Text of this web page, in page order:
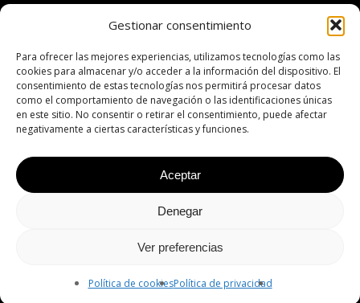
Gestionar consentimiento
Para ofrecer las mejores experiencias, utilizamos tecnologías como las
cookies para almacenar y/o acceder a la información del dispositivo. El
consentimiento de estas tecnologías nos permitirá procesar datos
como el comportamiento de navegación o las identificaciones únicas
en este sitio. No consentir o retirar el consentimiento, puede afectar
negativamente a ciertas características y funciones.
Aceptar
Denegar
Ver preferencias
Política de cookiesPolítica de privacidad
C. Calvet 30 3er 1a
08021 Barcelona
T: +34 934 342 138
© 2026 ADDMIRA | 360º Agency Since 2001.
Política de cookies
instagram